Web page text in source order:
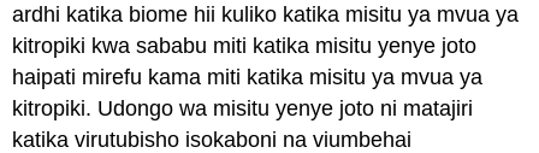
ardhi katika biome hii kuliko katika misitu ya mvua ya
kitropiki kwa sababu miti katika misitu yenye joto
haipati mirefu kama miti katika misitu ya mvua ya
kitropiki. Udongo wa misitu yenye joto ni matajiri
katika virutubisho isokaboni na viumbehai